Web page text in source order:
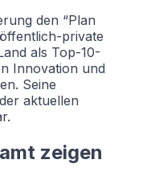
den “Plan
private
als Top-10-
Innovation und
Seine
aktuellen
zeigen